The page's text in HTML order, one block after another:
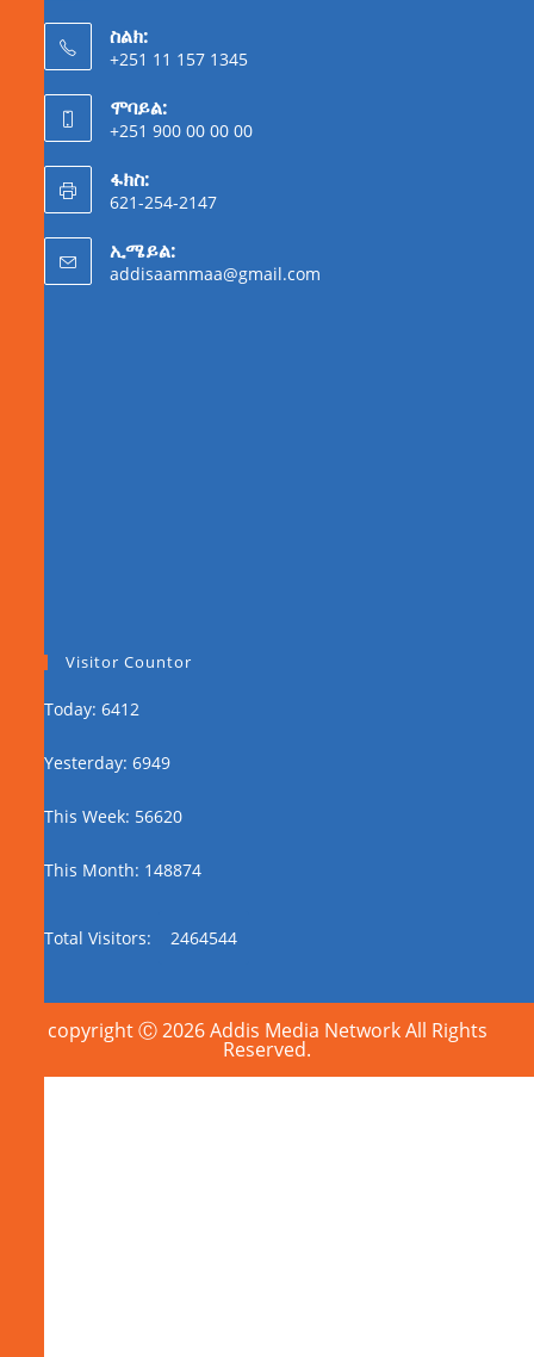
ስልክ:
+251 11 157 1345
ሞባይል:
+251 900 00 00 00
ፋክስ:
621-254-2147
ኢሜይል:
addisaammaa@gmail.com
Visitor Countor
Today: 6412
Yesterday: 6949
This Week: 56620
This Month: 148874
Total Visitors: 2464544
copyright Ⓒ 2026 Addis Media Network All Rights
Reserved.